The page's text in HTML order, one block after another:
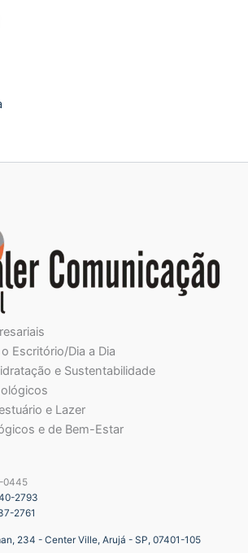
Escritório/Dia a Dia
e Sustentabilidade
e Lazer
e de Bem-Estar
0445
2793
2761
234 - Center Ville, Arujá - SP, 07401-105